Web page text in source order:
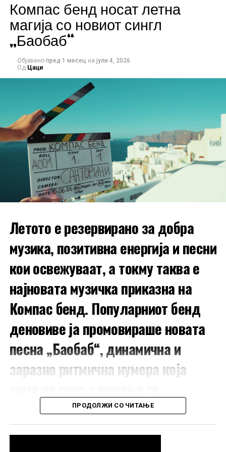
моден менаџер
децении стои зад многу музички проекти и забави
во регионот, гарантирајќи автентична атмосфера и
врвно искуство.
Картите се веќе во продажба преку:
kupikarta.com
продажната мрежа наРозе Веро 2
Литература.мк
Агенција ЈК Травел
врати во времето на младоста, во времето на
безгрижните излегувања, вистинската музика и
незаборавните моменти.
Компас бенд носат летна
магија со новиот сингл
„Баобаб“
Објавено пред 1 месец на јули 4, 2026
Од Цаци
Летото е резервирано за добра
музика, позитивна енергија и песни
кои освежуваат, а токму таква е
најновата музичка приказна на
Компас бенд. Популарниот бенд
деновиве ја промовираше новата
песна „Баобаб“, динамична и
заразно ритмична нумера која
привлекува вниманието.
ПРОДОЛЖИ СО ЧИТАЊЕ